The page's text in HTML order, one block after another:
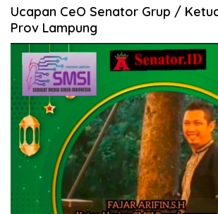
Ucapan CeO Senator Grup /
Prov Lampung